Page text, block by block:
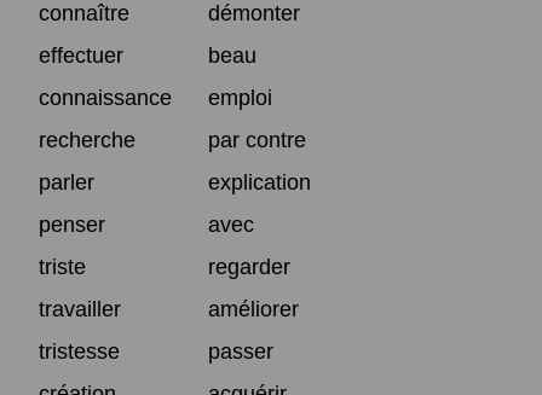
connaître
démonter
effectuer
beau
connaissance
emploi
recherche
par contre
parler
explication
penser
avec
triste
regarder
travailler
améliorer
tristesse
passer